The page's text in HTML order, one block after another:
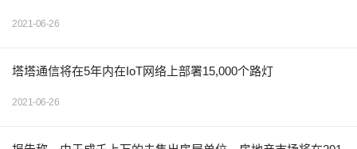
2021-06-26
塔塔通信将在5年内在IoT网络上部署15,000个路灯
2021-06-26